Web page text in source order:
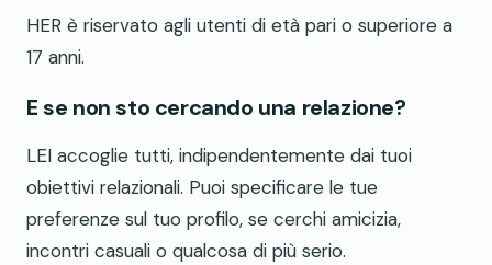
HER è riservato agli utenti di età pari o superiore a
17 anni.
E se non sto cercando una relazione?
LEI accoglie tutti, indipendentemente dai tuoi
obiettivi relazionali. Puoi specificare le tue
preferenze sul tuo profilo, se cerchi amicizia,
incontri casuali o qualcosa di più serio.